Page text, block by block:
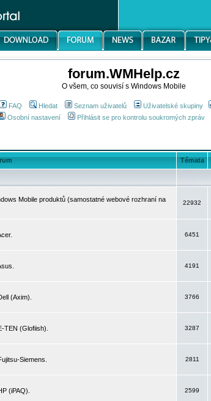
forum.WMHelp.cz
O všem, co souvisí s Windows Mobile
FAQ Hledat Seznam uživatelů Uživatelské skupiny
Osobní nastavení
Přihlásit se pro kontrolu soukromých zpráv
Témata
Mobile produktů (samostatné webové rozhraní na
22932
6451
4191
(Axim).
3766
TEN (Glofiish).
3287
Siemens.
2811
(iPAQ).
2599